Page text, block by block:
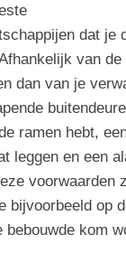
dat je
van de
dan van je
ramen hebt,
leggen en een
voorwaarden
bijvoorbeeld op
bebouwde kom